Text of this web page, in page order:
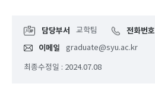
담당부서 교학팀 전화번호
이메일 graduate@syu.ac.kr
최종수정일 : 2024.07.08